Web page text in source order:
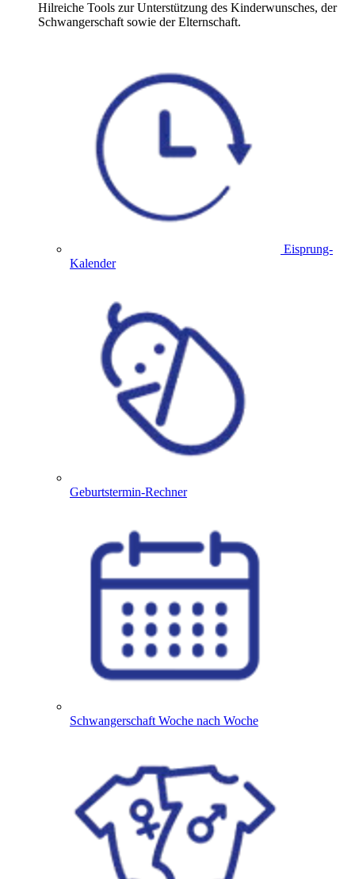
Hilreiche Tools zur Unterstützung des Kinderwunsches, der
Schwangerschaft sowie der Elternschaft.
Eisprung-
Kalender
Geburtstermin-Rechner
Schwangerschaft Woche nach Woche